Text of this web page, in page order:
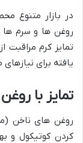
در بازار متنوع
روغن ها و سرم ها
تمایز کرم مراقبت
یافته برای
تمایز با
روغن های ناخن
کردن کوتیکول و